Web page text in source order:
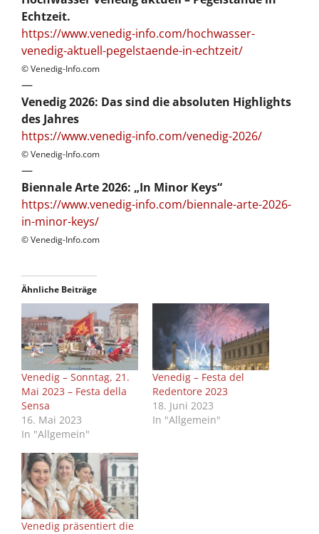
Echtzeit.
https://www.venedig-info.com/hochwasser-
venedig-aktuell-pegelstaende-in-echtzeit/
© Venedig-Info.com
—
Venedig 2026: Das sind die absoluten Highlights
des Jahres
https://www.venedig-info.com/venedig-2026/
© Venedig-Info.com
—
Biennale Arte 2026: „In Minor Keys“
https://www.venedig-info.com/biennale-arte-2026-
in-minor-keys/
© Venedig-Info.com
Ähnliche Beiträge
Venedig – Sonntag, 21.
Mai 2023 – Festa della
Sensa
16. Mai 2023
In "Allgemein"
Venedig – Festa del
Redentore 2023
18. Juni 2023
In "Allgemein"
Venedig präsentiert die